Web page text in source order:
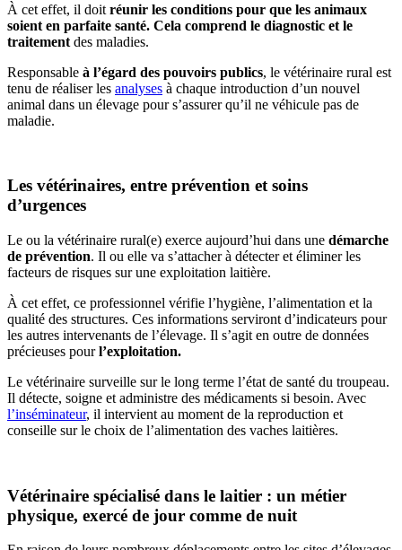
À cet effet, il doit réunir les conditions pour que les animaux
soient en parfaite santé. Cela comprend le diagnostic et le
traitement des maladies.
Responsable à l’égard des pouvoirs publics, le vétérinaire rural est
tenu de réaliser les analyses à chaque introduction d’un nouvel
animal dans un élevage pour s’assurer qu’il ne véhicule pas de
maladie.
Les vétérinaires, entre prévention et soins
d’urgences
Le ou la vétérinaire rural(e) exerce aujourd’hui dans une démarche
de prévention. Il ou elle va s’attacher à détecter et éliminer les
facteurs de risques sur une exploitation laitière.
À cet effet, ce professionnel vérifie l’hygiène, l’alimentation et la
qualité des structures. Ces informations serviront d’indicateurs pour
les autres intervenants de l’élevage. Il s’agit en outre de données
précieuses pourl’exploitation.
Le vétérinaire surveille sur le long terme l’état de santé du troupeau.
Il détecte, soigne et administre des médicaments si besoin. Avec
l’inséminateur, il intervient au moment de la reproduction et
conseille sur le choix de l’alimentation des vaches laitières.
Vétérinaire spécialisé dans le laitier : un métier
physique, exercé de jour comme de nuit